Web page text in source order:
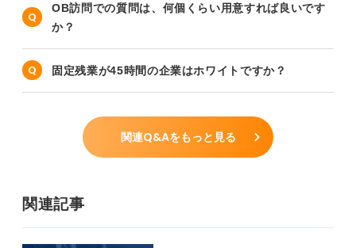
OB訪問での質問は、何個くらい用意すれば良いです
か？
固定残業が45時間の企業はホワイトですか？
関連Q&Aをもっと見る
関連記事